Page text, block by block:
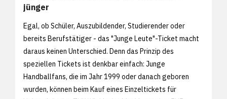
jünger
Egal, ob Schüler, Auszubildender, Studierender oder
bereits Berufstätiger - das "Junge Leute"-Ticket macht
daraus keinen Unterschied. Denn das Prinzip des
speziellen Tickets ist denkbar einfach: Junge
Handballfans, die im Jahr 1999 oder danach geboren
wurden, können beim Kauf eines Einzeltickets für